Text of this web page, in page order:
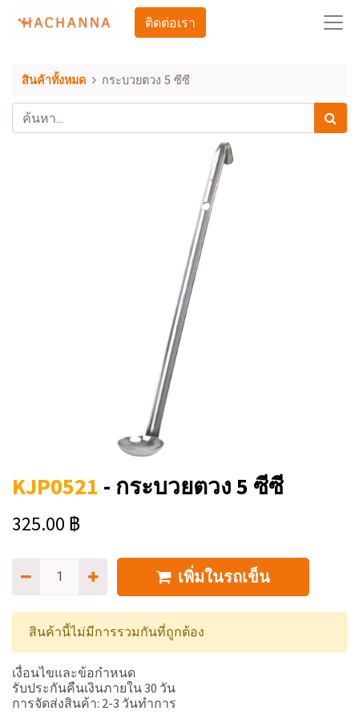
ติดต่อเรา
สินค้าทั้งหมด กระบวยตวง 5 ซีซี
KJP0521 - กระบวยตวง 5 ซีซี
325.00 ฿
เพิ่มในรถเข็น
สินค้านี้ไม่มีการรวมกันที่ถูกต้อง
เงื่อนไขและข้อกำหนด
รับประกันคืนเงินภายใน 30 วัน
การจัดส่งสินค้า: 2-3 วันทำการ